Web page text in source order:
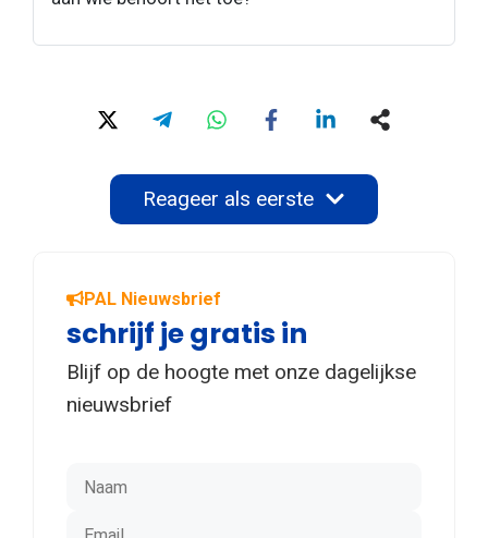
Reageer als eerste
PAL Nieuwsbrief
schrijf je gratis in
Blijf op de hoogte met onze dagelijkse
nieuwsbrief